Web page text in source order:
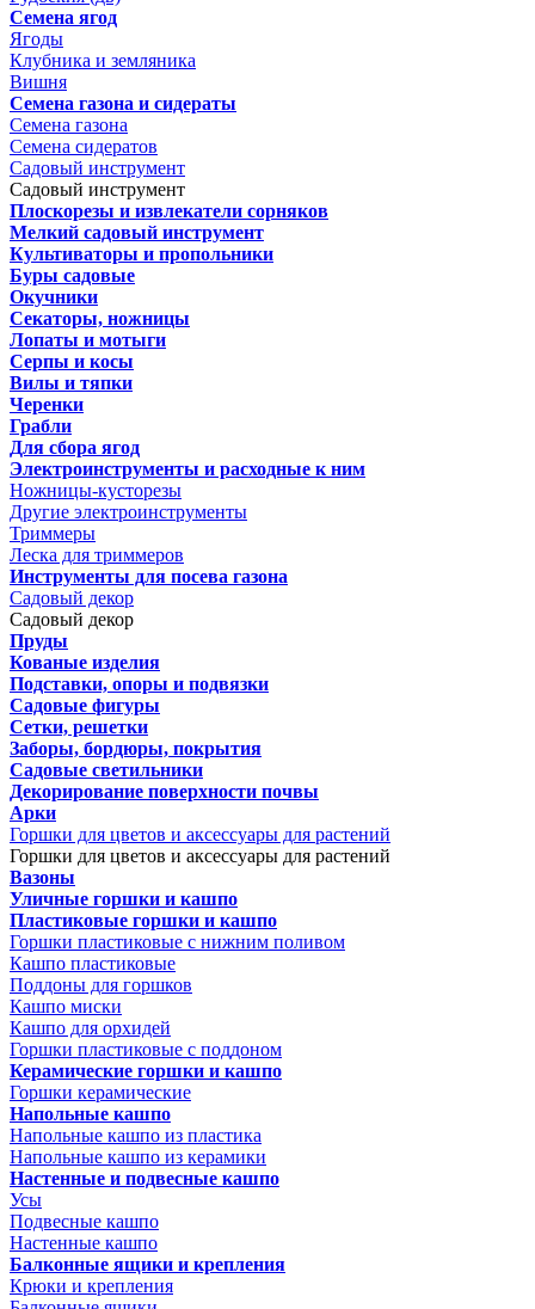
Семена ягод
Ягоды
Клубника и земляника
Вишня
Семена газона и сидераты
Семена газона
Семена сидератов
Садовый инструмент
Садовый инструмент
Плоскорезы и извлекатели сорняков
Мелкий садовый инструмент
Культиваторы и пропольники
Буры садовые
Окучники
Секаторы, ножницы
Лопаты и мотыги
Серпы и косы
Вилы и тяпки
Черенки
Грабли
Для сбора ягод
Электроинструменты и расходные к ним
Ножницы-кусторезы
Другие электроинструменты
Триммеры
Леска для триммеров
Инструменты для посева газона
Садовый декор
Садовый декор
Пруды
Кованые изделия
Подставки, опоры и подвязки
Садовые фигуры
Сетки, решетки
Заборы, бордюры, покрытия
Садовые светильники
Декорирование поверхности почвы
Арки
Горшки для цветов и аксессуары для растений
Горшки для цветов и аксессуары для растений
Вазоны
Уличные горшки и кашпо
Пластиковые горшки и кашпо
Горшки пластиковые с нижним поливом
Кашпо пластиковые
Поддоны для горшков
Кашпо миски
Кашпо для орхидей
Горшки пластиковые с поддоном
Керамические горшки и кашпо
Горшки керамические
Напольные кашпо
Напольные кашпо из пластика
Напольные кашпо из керамики
Настенные и подвесные кашпо
Усы
Подвесные кашпо
Настенные кашпо
Балконные ящики и крепления
Крюки и крепления